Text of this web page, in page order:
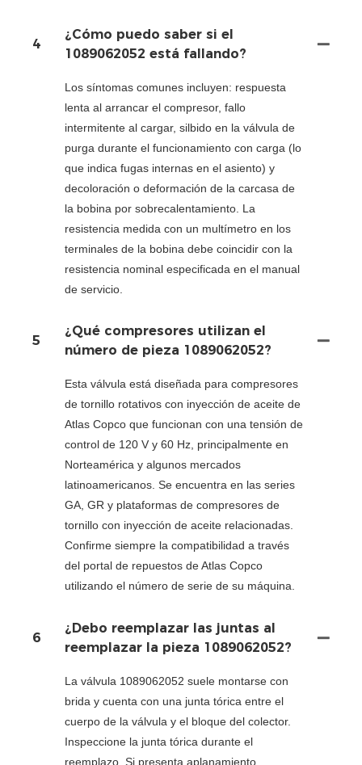
4
¿Cómo puedo saber si el
1089062052 está fallando?
Los síntomas comunes incluyen: respuesta
lenta al arrancar el compresor, fallo
intermitente al cargar, silbido en la válvula de
purga durante el funcionamiento con carga (lo
que indica fugas internas en el asiento) y
decoloración o deformación de la carcasa de
la bobina por sobrecalentamiento. La
resistencia medida con un multímetro en los
terminales de la bobina debe coincidir con la
resistencia nominal especificada en el manual
de servicio.
5
¿Qué compresores utilizan el
número de pieza 1089062052?
Esta válvula está diseñada para compresores
de tornillo rotativos con inyección de aceite de
Atlas Copco que funcionan con una tensión de
control de 120 V y 60 Hz, principalmente en
Norteamérica y algunos mercados
latinoamericanos. Se encuentra en las series
GA, GR y plataformas de compresores de
tornillo con inyección de aceite relacionadas.
Confirme siempre la compatibilidad a través
del portal de repuestos de Atlas Copco
utilizando el número de serie de su máquina.
6
¿Debo reemplazar las juntas al
reemplazar la pieza 1089062052?
La válvula 1089062052 suele montarse con
brida y cuenta con una junta tórica entre el
cuerpo de la válvula y el bloque del colector.
Inspeccione la junta tórica durante el
reemplazo. Si presenta aplanamiento,